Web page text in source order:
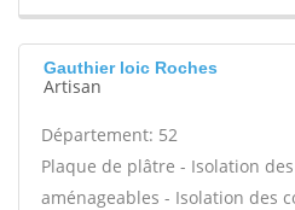
Gauthier loic Roches
Artisan
Département: 52
Plaque de plâtre - Isolation
aménageables - Isolation des